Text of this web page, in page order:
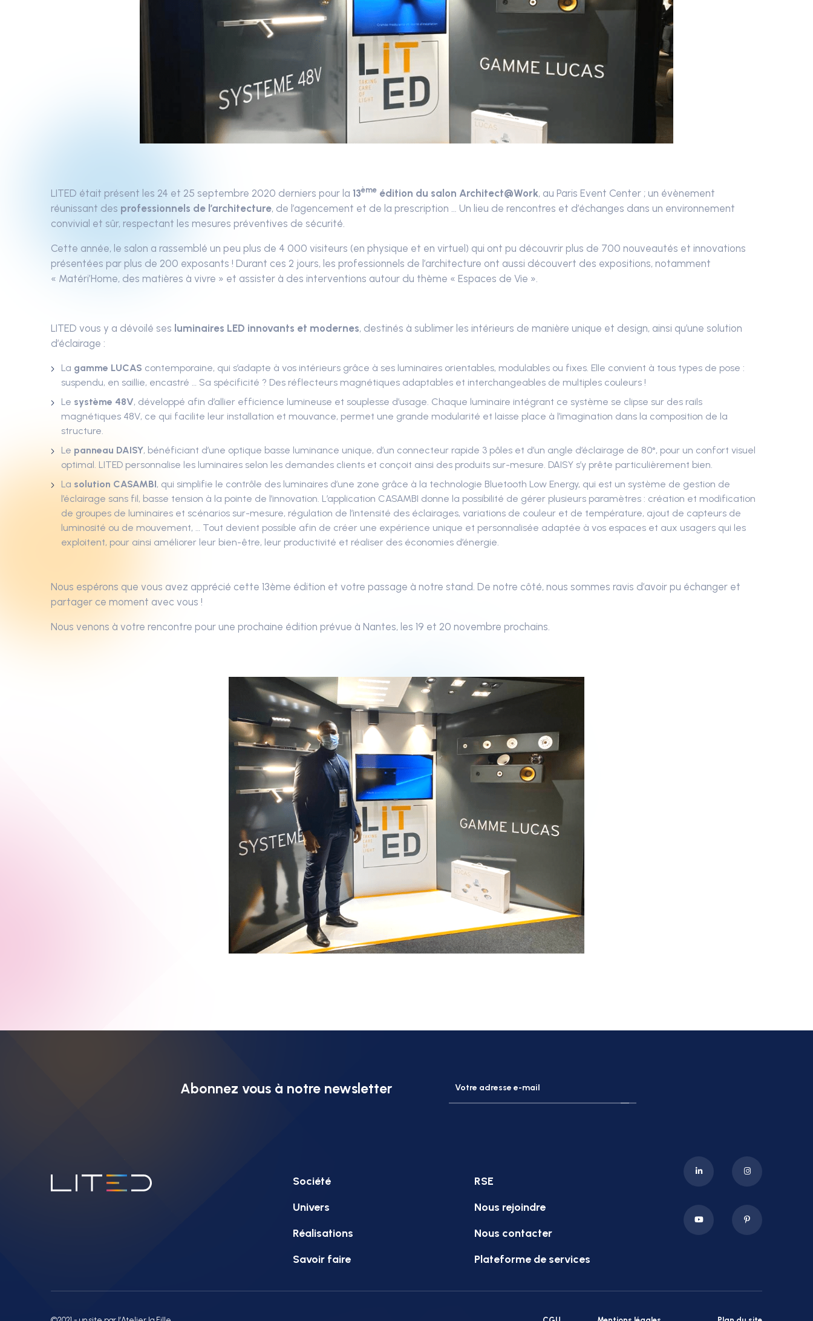
LITED était présent les 24 et 25 septembre 2020 derniers pour la 13ème édition du salon Architect@Work, au Paris Event Center ; un évènement
réunissant des professionnels de l’architecture, de l’agencement et de la prescription … Un lieu de rencontres et d’échanges dans un environnement
convivial et sûr, respectant les mesures préventives de sécurité.
Cette année, le salon a rassemblé un peu plus de 4 000 visiteurs (en physique et en virtuel) qui ont pu découvrir plus de 700 nouveautés et innovations
présentées par plus de 200 exposants ! Durant ces 2 jours, les professionnels de l’architecture ont aussi découvert des expositions, notamment
« Matéri’Home, des matières à vivre » et assister à des interventions autour du thème « Espaces de Vie ».
LITED vous y a dévoilé ses luminaires LED innovants et modernes, destinés à sublimer les intérieurs de manière unique et design, ainsi qu’une solution
d’éclairage :
La gamme LUCAS contemporaine, qui s’adapte à vos intérieurs grâce à ses luminaires orientables, modulables ou fixes. Elle convient à tous types de pose :
suspendu, en saillie, encastré … Sa spécificité ? Des réflecteurs magnétiques adaptables et interchangeables de multiples couleurs !
Le système 48V, développé afin d’allier efficience lumineuse et souplesse d’usage. Chaque luminaire intégrant ce système se clipse sur des rails
magnétiques 48V, ce qui facilite leur installation et mouvance, permet une grande modularité et laisse place à l’imagination dans la composition de la
structure.
Le panneau DAISY, bénéficiant d’une optique basse luminance unique, d’un connecteur rapide 3 pôles et d’un angle d’éclairage de 80°, pour un confort visuel
optimal. LITED personnalise les luminaires selon les demandes clients et conçoit ainsi des produits sur-mesure. DAISY s’y prête particulièrement bien.
La solution CASAMBI, qui simplifie le contrôle des luminaires d’une zone grâce à la technologie Bluetooth Low Energy, qui est un système de gestion de
l’éclairage sans fil, basse tension à la pointe de l’innovation. L’application CASAMBI donne la possibilité de gérer plusieurs paramètres : création et modification
de groupes de luminaires et scénarios sur-mesure, régulation de l’intensité des éclairages, variations de couleur et de température, ajout de capteurs de
luminosité ou de mouvement, … Tout devient possible afin de créer une expérience unique et personnalisée adaptée à vos espaces et aux usagers qui les
exploitent, pour ainsi améliorer leur bien-être, leur productivité et réaliser des économies d’énergie.
Nous espérons que vous avez apprécié cette 13ème édition et votre passage à notre stand. De notre côté, nous sommes ravis d’avoir pu échanger et
partager ce moment avec vous !
Nous venons à votre rencontre pour une prochaine édition prévue à Nantes, les 19 et 20 novembre prochains.
Abonnez vous à notre newsletter
Société
Univers
Réalisations
Savoir faire
RSE
Nous rejoindre
Nous contacter
Plateforme de services